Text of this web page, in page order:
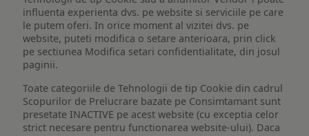
influenta experienta dvs. pe website si serviciile pe care
le putem oferi. In orice moment al vizitei dvs. pe
website, puteti modifica o setare anterioara, prin click
pe sectiunea Modifica setari confidentialitate, din josul
paginii.
Toate categoriile de Tehnologii de tip Cookie din cadrul
Scopurilor de Prelucrare bazate pe Consimtamant sunt
presetate INACTIVE pe acest website (cu exceptia celor
strict necesare pentru functionarea website-ului). Daca